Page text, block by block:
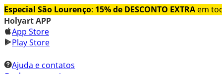
Especial São Lourenço: 15% de DESCONTO EXTRA em
Holyart APP
App Store
Play Store
Ajuda e contatos